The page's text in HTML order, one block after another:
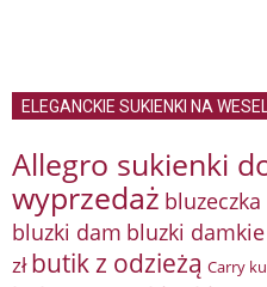
ELEGANCKIE SUKIENKI NA
Allegro sukienki
wyprzedaż
bluzki dam bluzki damkie
zł butik z odzieżą Carry